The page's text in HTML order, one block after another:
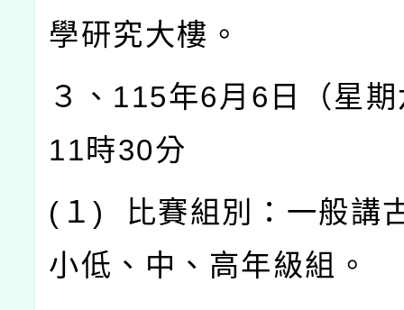
學研究大樓。
３、 115年6月 6 日（星
11時30分
( １)
比賽組別：一般講
小低、中、高年級組。